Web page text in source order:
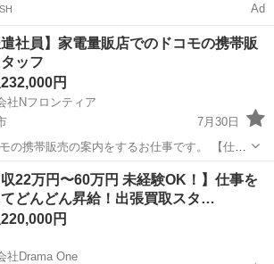
Ad
遣社員】家電量販店でのドコモの携帯販
ッフ
円
社Nフロンティア
7月30日
の携帯販売の案内をするお仕事です。 【仕事
の対応 ・商品料金プランのご案内 ・携帯に
【資格】 学歴不問 / 未経験
売 未経験
収22万円〜60万円 未経験OK！】仕事を
どんどん昇給！出張買取スタ…
円
社Drama One